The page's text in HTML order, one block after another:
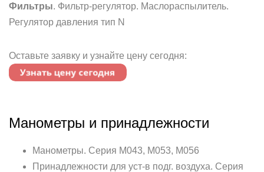
Фильтры. Фильтр-регулятор. Маслораспылитель.
Регулятор давления тип N
Оставьте заявку и узнайте цену сегодня:
Манометры и принадлежности
Манометры. Серия M043, M053, M056
Принадлежности для уст-в подг. воздуха. Серия